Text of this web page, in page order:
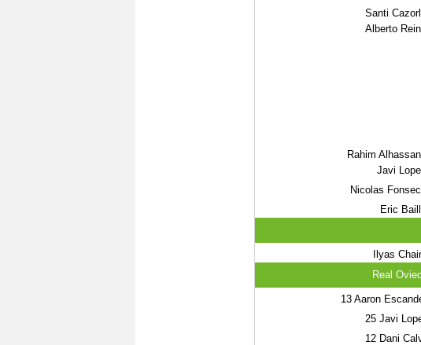
Santi
Alberto
Rahim
Javi
Nicolas
Eric
Ilyas
Real
13Aaron
25Javi
12Dani